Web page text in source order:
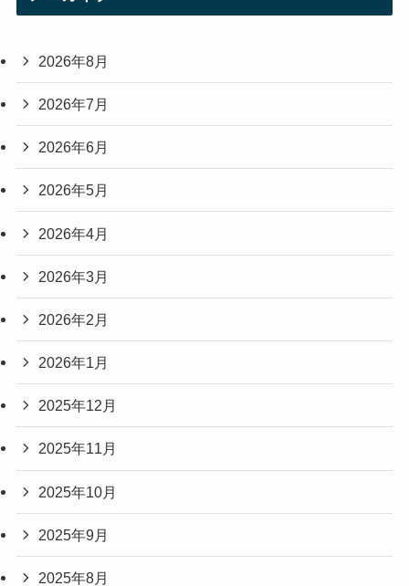
2026年8月
2026年7月
2026年6月
2026年5月
2026年4月
2026年3月
2026年2月
2026年1月
2025年12月
2025年11月
2025年10月
2025年9月
2025年8月